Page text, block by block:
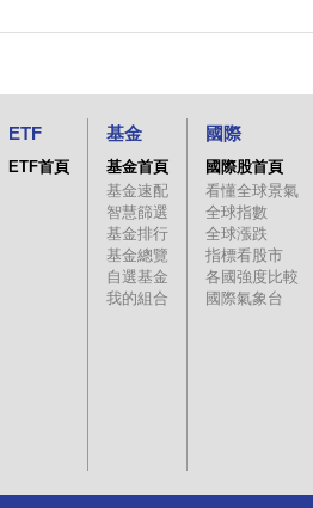
ETF
ETF首頁
基金
基金首頁
基金速配
智慧篩選
基金排行
基金總覽
自選基金
我的組合
國際
國際股首頁
看懂全球景氣
全球指數
全球漲跌
指標看股市
各國強度比較
國際氣象台